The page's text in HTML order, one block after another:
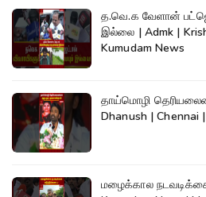
த.வெ.க வேளான்
இல்லை | Admk |
Kumudam News
தாய்மொழி
Dhanush | Chennai
மழைக்கால